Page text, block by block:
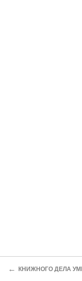
← КНИЖНОГО ДЕЛА